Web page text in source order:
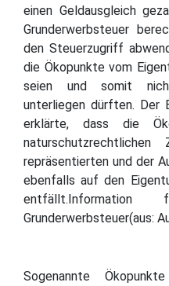
einen Geldausgleich
Grunderwerbsteuer
den Steuerzugriff
die Ökopunkte vom
seien und somit
unterliegen dürften. Der
erklärte, dass die
naturschutzrechtlichen
repräsentierten und der
ebenfalls auf den
Grunderwerbsteuer(aus:
Sogenannte